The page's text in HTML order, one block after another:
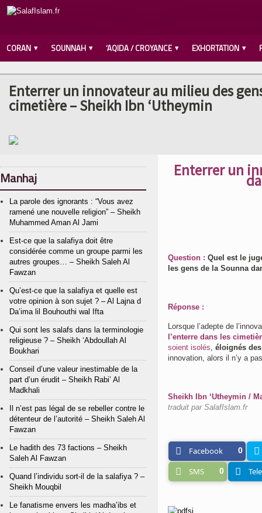
CORAN SOUNNAH ‘AQIDA / CROYANCE EXHORTATION
Enterrer un innovateur au milieu des
cimetière – Sheikh Ibn ‘Utheymin
Enterrer un
Question : Quel est le
les gens de la Sounna
Réponse :
Lorsque l’adepte de
l’enterre dans les
soient isolés, éloignés
innovation, alors il n’y a
Sheikh Ibn ‘Utheymin /
traduit par SalafIslam.fr
Facebook 0
SMS 0
Manhaj
La parole des ignorants : “Vous avez
ramené une nouvelle religion” – Sheikh
Muhammed Aman Al Jami
Est-ce que la salafiya doit être
considérée comme un groupe parmi les
autres groupes… – Sheikh Saleh Al
Fawzan
Qu’est-ce que la salafiya et quelle est
votre opinion à son sujet ? – Al Lajna d
Da’ima lil Bouhouthi wal Ifta
Qui sont les salafs dans la terminologie
religieuse ? – Sheikh ‘Abdoullah Al
Boukhari
Conseil d’une valeur inestimable de la
part d’un érudit – Sheikh Rabi’ Al
Madkhali
Il n’est pas légal de se rebeller contre le
détenteur de l’autorité – Sheikh Saleh Al
Fawzan
Le hadith des 73 factions – Sheikh
Saleh Al Fawzan
Quand l’individu sort-il de la salafiya ? –
Sheikh Mouqbil
Le fanatisme envers les madha’ibs et